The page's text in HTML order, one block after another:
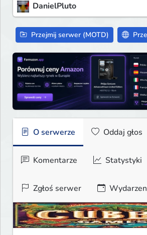
DanielPluto
Przejmij serwer (MOTD)
O serwerze Oddaj głos
Komentarze Statystyki
Zgłoś serwer